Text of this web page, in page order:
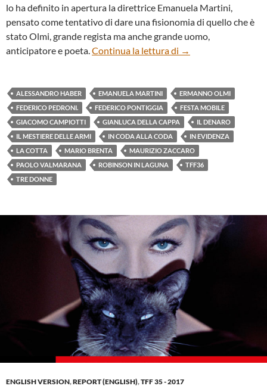
lo ha definito in apertura la direttrice Emanuela Martini,
pensato come tentativo di dare una fisionomia di quello che è
stato Olmi, grande regista ma anche grande uomo,
anticipatore e poeta.Continua la lettura di LUNGA VITA A
→
ALESSANDRO HABER EMANUELA MARTINI
ERMANNO OLMI
FEDERICO PEDRONI.
FEDERICO PONTIGGIA
FESTA MOBILE
GIACOMO CAMPIOTTI
GIANLUCA DELLA CAPPA
IL DENARO
IL MESTIERE DELLE ARMI
IN CODA ALLA CODA
IN EVIDENZA
LA COTTA
MARIO BRENTA
MAURIZIO ZACCARO
PAOLO VALMARANA
ROBINSON IN LAGUNA
TFF36
TRE DONNE
ENGLISH VERSION,REPORT (ENGLISH),TFF 35 - 2017